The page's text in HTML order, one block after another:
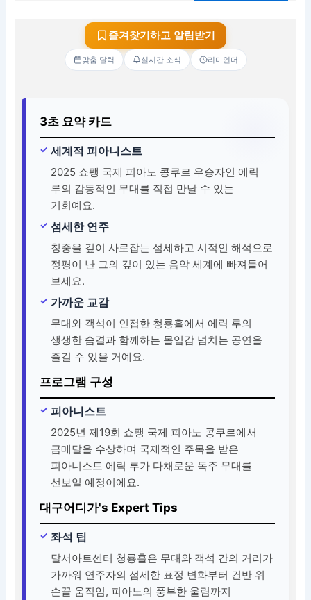
즐겨찾기하고 알림받기
맞춤 달력 실시간 소식 리마인더
3초 요약 카드
세계적 피아니스트
2025 쇼팽 국제 피아노 콩쿠르 우승자인 에릭
루의 감동적인 무대를 직접 만날 수 있는
기회예요.
섬세한 연주
청중을 깊이 사로잡는 섬세하고 시적인 해석으로
정평이 난 그의 깊이 있는 음악 세계에 빠져들어
보세요.
가까운 교감
무대와 객석이 인접한 청룡홀에서 에릭 루의
생생한 숨결과 함께하는 몰입감 넘치는 공연을
즐길 수 있을 거예요.
프로그램 구성
피아니스트
2025년 제19회 쇼팽 국제 피아노 콩쿠르에서
금메달을 수상하며 국제적인 주목을 받은
피아니스트 에릭 루가 다채로운 독주 무대를
선보일 예정이에요.
대구어디가's Expert Tips
좌석 팁
달서아트센터 청룡홀은 무대와 객석 간의 거리가
가까워 연주자의 섬세한 표정 변화부터 건반 위
손끝 움직임, 피아노의 풍부한 울림까지